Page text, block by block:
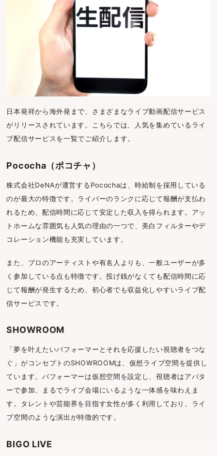
日本発祥から海外発まで、さまざまなライブ動画配信サービス
がリリースされています。こちらでは、人気を集めているライ
ブ配信サービスを一覧でご紹介します。
Pococha（ポコチャ）
株式会社DeNAが運営するPocochaは、時給制を採用している
のが最大の特徴です。ライバーのランクに応じて報酬が支払わ
れるため、配信時間に応じて安定した収入を得られます。アッ
トホームな雰囲気も人気の理由の一つで、美白フィルターやデ
コレーション機能も充実しています。
また、プロのアーティストや有名人よりも、一般ユーザーが多
く参加している点も特徴です。投げ銭がなくても配信時間に応
じて報酬が発生するため、初心者でも収益化しやすいライブ配
信サービスです。
SHOWROOM
「夢を叶えたいパフォーマーとそれを応援したい視聴者をつな
ぐ」がコンセプトのSHOWROOMは、仮想ライブ空間を提供し
ています。パフォーマーは仮想空間を設定し、視聴者はアバタ
ーで参加、まるでライブ会場にいるような一体感を味わえま
す。タレントや芸能界を目指す女性が多く利用しており、ライ
ブ空間のような演出が特徴的です。
BIGO LIVE